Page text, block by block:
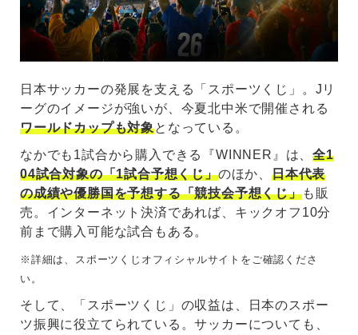
日本サッカーの発展を支える「スポーツくじ」。Jリ
ーグのイメージが強いが、今夏北中米で開催される
ワールドカップも対象となっている。
なかでも1試合から購入できる『WINNER』は、全1
04試合対象の「1試合予想くじ」のほか、日本代表
の成績や優勝国を予想する「競技会予想くじ」も販
売。インターネット決済であれば、キックオフ10分
前まで購入可能な試合もある。
※詳細は、スポーツくじオフィシャルサイトをご確認くださ
い。
そして、「スポーツくじ」の収益は、日本のスポー
ツ振興に役立てられている。サッカーについても、